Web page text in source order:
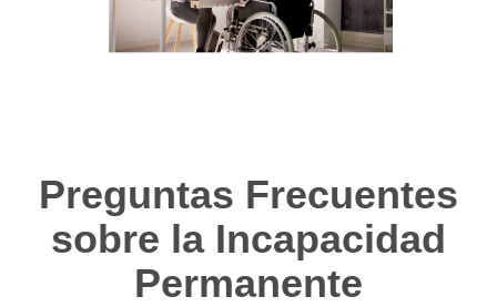
Preguntas Frecuentes
sobre la Incapacidad
Permanente